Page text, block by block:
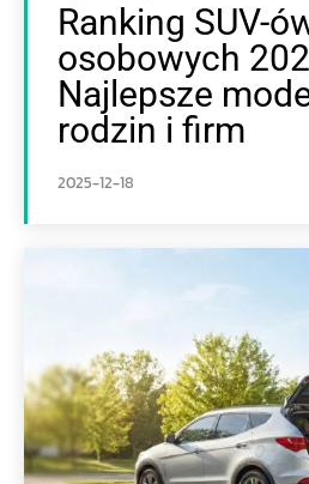
Ranking SUV-
osobowych
Najlepsze
rodzin i firm
2025-12-18